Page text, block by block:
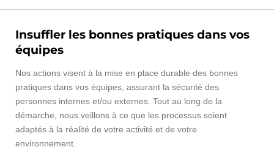
Insuffler les bonnes pratiques dans vos
équipes
Nos actions visent à la mise en place durable des bonnes
pratiques dans vos équipes, assurant la sécurité des
personnes internes et/ou externes. Tout au long de la
démarche, nous veillons à ce que les processus soient
adaptés à la réalité de votre activité et de votre
environnement.